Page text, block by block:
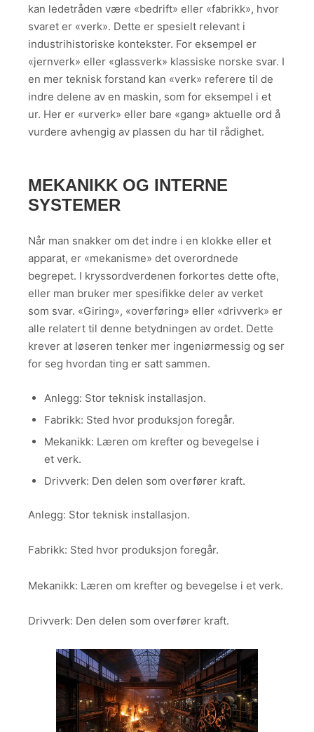
kan ledetråden være «bedrift» eller «fabrikk», hvor
svaret er «verk». Dette er spesielt relevant i
industrihistoriske kontekster. For eksempel er
«jernverk» eller «glassverk» klassiske norske svar. I
en mer teknisk forstand kan «verk» referere til de
indre delene av en maskin, som for eksempel i et
ur. Her er «urverk» eller bare «gang» aktuelle ord å
vurdere avhengig av plassen du har til rådighet.
MEKANIKK OG INTERNE
SYSTEMER
Når man snakker om det indre i en klokke eller et
apparat, er «mekanisme» det overordnede
begrepet. I kryssordverdenen forkortes dette ofte,
eller man bruker mer spesifikke deler av verket
som svar. «Giring», «overføring» eller «drivverk» er
alle relatert til denne betydningen av ordet. Dette
krever at løseren tenker mer ingeniørmessig og ser
for seg hvordan ting er satt sammen.
Anlegg: Stor teknisk installasjon.
Fabrikk: Sted hvor produksjon foregår.
Mekanikk: Læren om krefter og bevegelse i
et verk.
Drivverk: Den delen som overfører kraft.
Anlegg: Stor teknisk installasjon.
Fabrikk: Sted hvor produksjon foregår.
Mekanikk: Læren om krefter og bevegelse i et verk.
Drivverk: Den delen som overfører kraft.